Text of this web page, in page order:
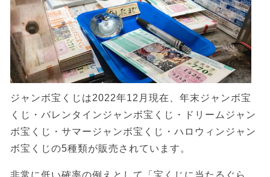
ジャンボ宝くじは2022年12月現在、年末ジャンボ宝
くじ・バレンタインジャンボ宝くじ・ドリームジャン
ボ宝くじ・サマージャンボ宝くじ・ハロウィンジャン
ボ宝くじの5種類が販売されています。